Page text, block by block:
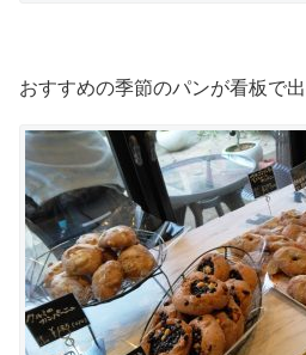
おすすめの季節のパンが看板で出